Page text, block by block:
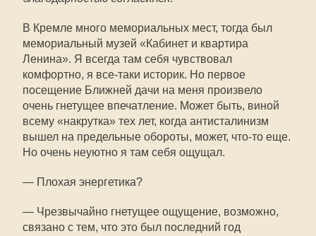
В Кремле много мемориальных мест, тогда был
мемориальный музей «Кабинет и квартира
Ленина». Я всегда там себя чувствовал
комфортно, я все-таки историк. Но первое
посещение Ближней дачи на меня произвело
очень гнетущее впечатление. Может быть, виной
всему «накрутка» тех лет, когда антисталинизм
вышел на предельные обороты, может, что-то еще.
Но очень неуютно я там себя ощущал.
— Плохая энергетика?
— Чрезвычайно гнетущее ощущение, возможно,
связано с тем, что это был последний год